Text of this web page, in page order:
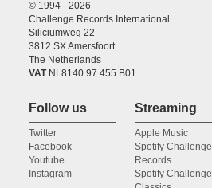
© 1994 - 2026
Challenge Records International
Siliciumweg 22
3812 SX Amersfoort
The Netherlands
VAT NL8140.97.455.B01
Follow us
Twitter
Facebook
Youtube
Instagram
Streaming
Apple Music
Spotify Challenge
Records
Spotify Challenge